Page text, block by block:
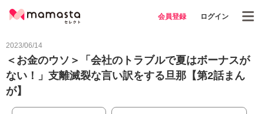
会員登録 ログイン
2023/06/14
＜お金のウソ＞「会社のトラブルで夏はボーナスが
ない！」支離滅裂な言い訳をする旦那【第2話まん
が】